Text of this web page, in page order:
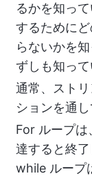
るかを知っ
するために
らないかを
ずしも知って
通常、スト
ションを通し
For ループは
達すると終
while ループ